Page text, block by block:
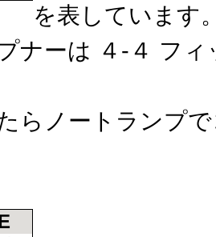
を表しています
は ４-４ フィ
ートランプで